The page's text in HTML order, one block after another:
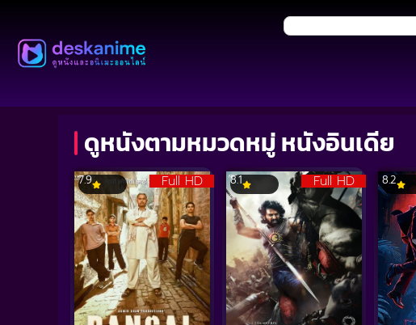
ดูหนังตามหมวดหมู่ หนังอินเดีย
Full HD
7.9 Full HD
8.1 8.2